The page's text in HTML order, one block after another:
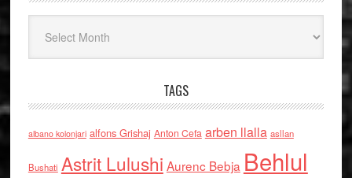
TAGS
albano kolonjari alfons Grishaj Anton Cefa arben llalla asllan
Bushati Astrit Lulushi Aurenc Bebja Behlul